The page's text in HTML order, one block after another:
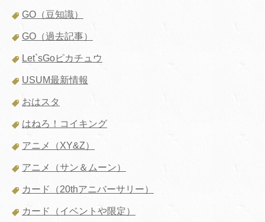
GO（豆知識）
GO（過去記事）
Let`sGoピカチュウ
USUM最新情報
おはスタ
はねろ！コイキング
アニメ（XY&Z）
アニメ（サン＆ムーン）
カード（20thアニバーサリー）
カード（イベントや限定）